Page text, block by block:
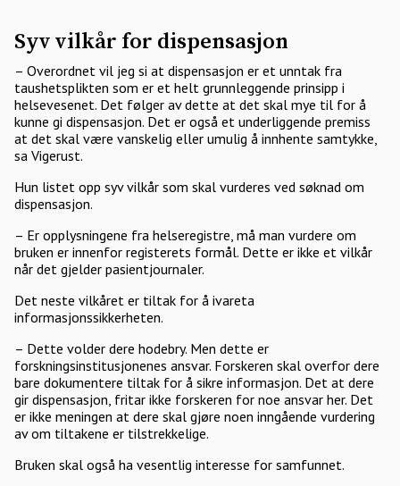
Syv vilkår for dispensasjon
– Overordnet vil jeg si at dispensasjon er et unntak fra
taushetsplikten som er et helt grunnleggende prinsipp i
helsevesenet. Det følger av dette at det skal mye til for å
kunne gi dispensasjon. Det er også et underliggende premiss
at det skal være vanskelig eller umulig å innhente samtykke,
sa Vigerust.
Hun listet opp syv vilkår som skal vurderes ved søknad om
dispensasjon.
– Er opplysningene fra helseregistre, må man vurdere om
bruken er innenfor registerets formål. Dette er ikke et vilkår
når det gjelder pasientjournaler.
Det neste vilkåret er tiltak for å ivareta
informasjonssikkerheten.
– Dette volder dere hodebry. Men dette er
forskningsinstitusjonenes ansvar. Forskeren skal overfor dere
bare dokumentere tiltak for å sikre informasjon. Det at dere
gir dispensasjon, fritar ikke forskeren for noe ansvar her. Det
er ikke meningen at dere skal gjøre noen inngående vurdering
av om tiltakene er tilstrekkelige.
Bruken skal også ha vesentlig interesse for samfunnet.